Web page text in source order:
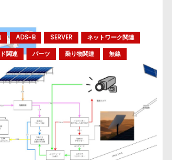
ADS-B SERVER
ネットワーク関連
関連 パーツ 乗り物関連 無線